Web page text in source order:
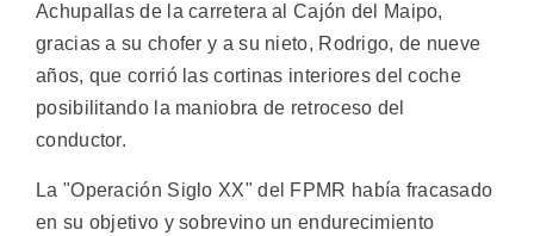
Achupallas de la carretera al Cajón del Maipo,
gracias a su chofer y a su nieto, Rodrigo, de nueve
años, que corrió las cortinas interiores del coche
posibilitando la maniobra de retroceso del
conductor.
La "Operación Siglo XX" del FPMR había fracasado
en su objetivo y sobrevino un endurecimiento